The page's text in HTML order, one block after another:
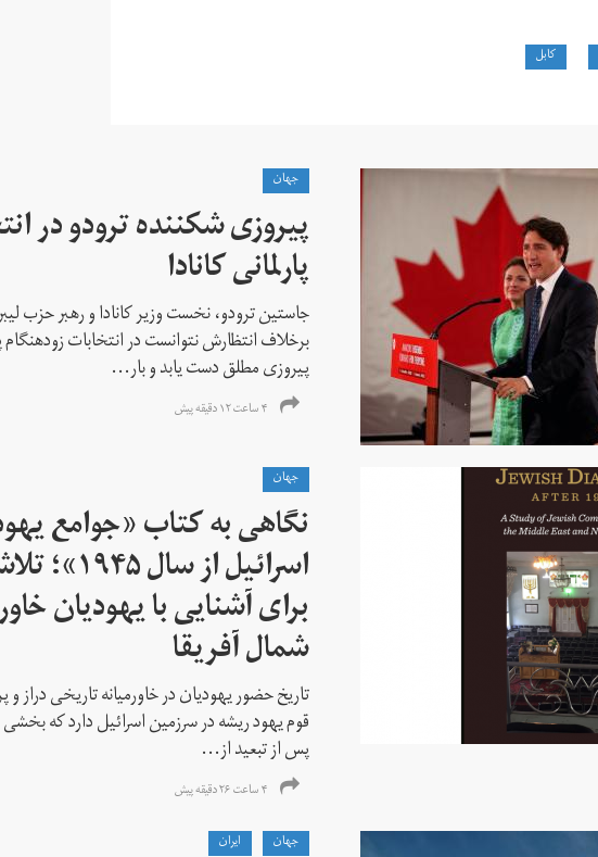
کابل
جهان
پیروزی شکننده ترودو در
پارلمانی کانادا
جاستین ترودو، نخست وزیر کانادا و رهبر حزب
برخلاف انتظارش نتوانست در انتخابات زود‌هنگام
پیروزی مطلق دست یابد و بار...
۴ ساعت ۱۲ دقیقه پیش
جهان
نگاهی به کتاب «جوامع
اسرائیل از
برای آشنایی با یهودیان
شمال آفریقا
تاریخ حضور یهودیان در خاورمیانه تاریخی دراز
قوم یهود ریشه در سرزمین اسرائیل دارد که بخشی
پس از تبعید از...
۴ ساعت ۲۶ دقیقه پیش
جهان
ايران